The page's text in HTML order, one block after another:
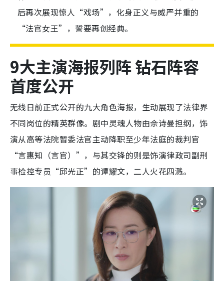
后再次展现惊人“戏场”，化身正义与威严并重的
“法官女王”，誓要再创经典。
9大主演海报列阵 钻石阵容
首度公开
无线日前正式公开的九大角色海报，生动展现了法律界
不同岗位的精英群像。剧中灵魂人物由佘诗曼担纲，饰
演从高等法院暂委法官主动降职至少年法庭的裁判官
“言惠知（言官）”，与其交锋的则是饰演律政司副刑
事检控专员“邱光正”的谭耀文，二人火花四溅。